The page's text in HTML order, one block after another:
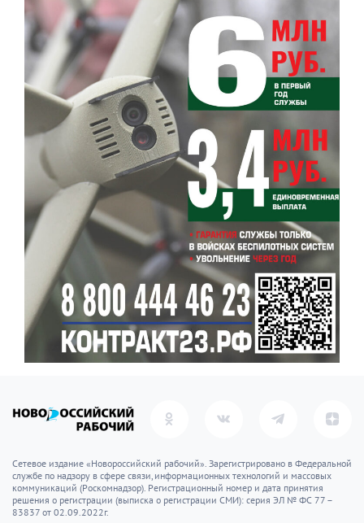
Сетевое издание «Новороссийский рабочий». Зарегистрировано в Федеральной
службе по надзору в сфере связи, информационных технологий и массовых
коммуникаций (Роскомнадзор). Регистрационный номер и дата принятия
решения о регистрации (выписка о регистрации СМИ): серия ЭЛ № ФС 77 –
83837 от 02.09.2022г.